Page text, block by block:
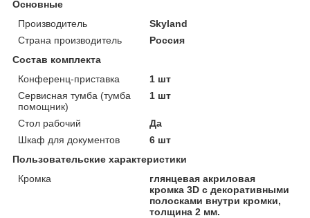
Основные
Производитель
Skyland
Страна производитель
Россия
Состав комплекта
Конференц-приставка
1 шт
Сервисная тумба (тумба
помощник)
1 шт
Стол рабочий
Да
Шкаф для документов
6 шт
Пользовательские характеристики
Кромка
глянцевая акриловая
кромка 3D с декоративными
полосками внутри кромки,
толщина 2 мм.